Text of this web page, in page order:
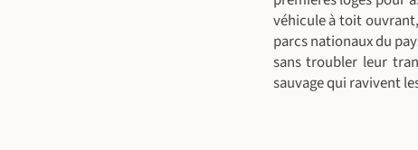
véhicule à toit
parcs nationaux du
sans troubler leur
sauvage qui ravivent